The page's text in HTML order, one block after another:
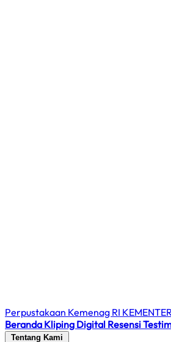
Perpustakaan Kemenag RI
Beranda Kliping Digital Resensi
Tentang Kami